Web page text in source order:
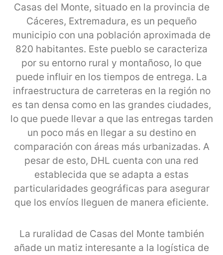
Casas del Monte, situado en la provincia de
Cáceres, Extremadura, es un pequeño
municipio con una población aproximada de
820 habitantes. Este pueblo se caracteriza
por su entorno rural y montañoso, lo que
puede influir en los tiempos de entrega. La
infraestructura de carreteras en la región no
es tan densa como en las grandes ciudades,
lo que puede llevar a que las entregas tarden
un poco más en llegar a su destino en
comparación con áreas más urbanizadas. A
pesar de esto, DHL cuenta con una red
establecida que se adapta a estas
particularidades geográficas para asegurar
que los envíos lleguen de manera eficiente.
La ruralidad de Casas del Monte también
añade un matiz interesante a la logística de